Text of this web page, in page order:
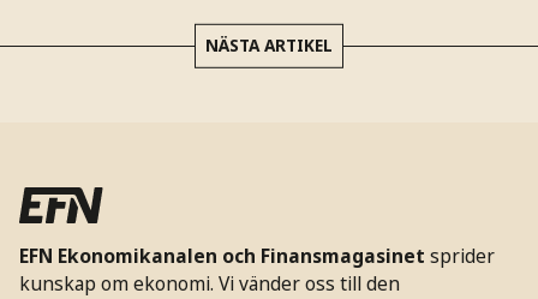
NÄSTA ARTIKEL
EFN Ekonomikanalen och Finansmagasinet sprider
kunskap om ekonomi. Vi vänder oss till den